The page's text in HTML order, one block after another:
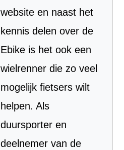
website en naast het
kennis delen over de
Ebike is het ook een
wielrenner die zo veel
mogelijk fietsers wilt
helpen. Als
duursporter en
deelnemer van de